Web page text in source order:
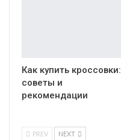
Как купить кроссовки:
советы и
рекомендации
PREV NEXT